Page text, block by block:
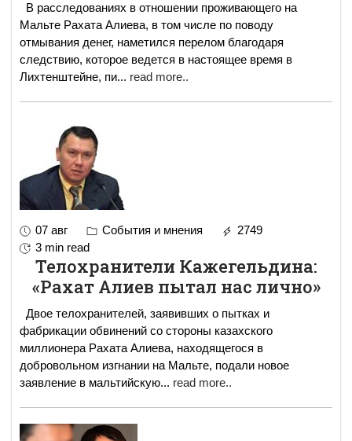
В расследованиях в отношении проживающего на
Мальте Рахата Алиева, в том числе по поводу
отмывания денег, наметился перелом благодаря
следствию, которое ведется в настоящее время в
Лихтенштейне, пи... read more..
07 авг События и мнения
2749
3 min read
Телохранители Кажегельдина:
«Рахат Алиев пытал нас лично»
фабрикации обвинений со стороны казахского
миллионера Рахата Алиева, находящегося в
добровольном изгнании на Мальте, подали новое
заявление в мальтийскую... read more..